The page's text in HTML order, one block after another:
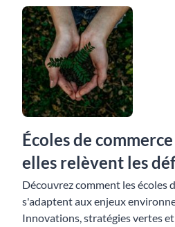
Écoles de
elles relèvent les
Découvrez comment les écoles
s'adaptent aux enjeux
Innovations, stratégies vertes